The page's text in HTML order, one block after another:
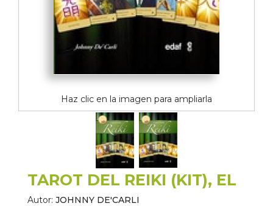
Haz clic en la imagen para ampliarla
TAROT DEL REIKI (KIT), EL
Autor: JOHNNY DE'CARLI